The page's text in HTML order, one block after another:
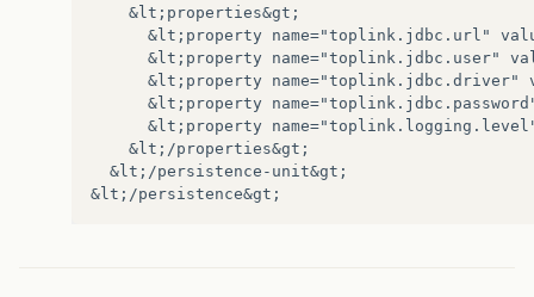
    &lt;properties&gt;
&lt;property name="toplink.jdbc.url"
&lt;property name="toplink.jdbc.user"
&lt;property name="toplink.jdbc.driver"
&lt;property
&lt;property
    &lt;/properties&gt;
  &lt;/persistence-unit&gt;